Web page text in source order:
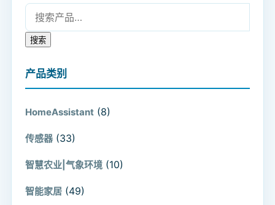
搜索：
搜索
产品类别
HomeAssistant (8)
传感器 (33)
智慧农业|气象环境 (10)
智能家居 (49)